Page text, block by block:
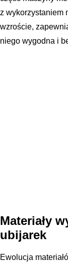
z wykorzystaniem
wzroście,
niego wygodna i
Materiały
ubijarek
Ewolucja